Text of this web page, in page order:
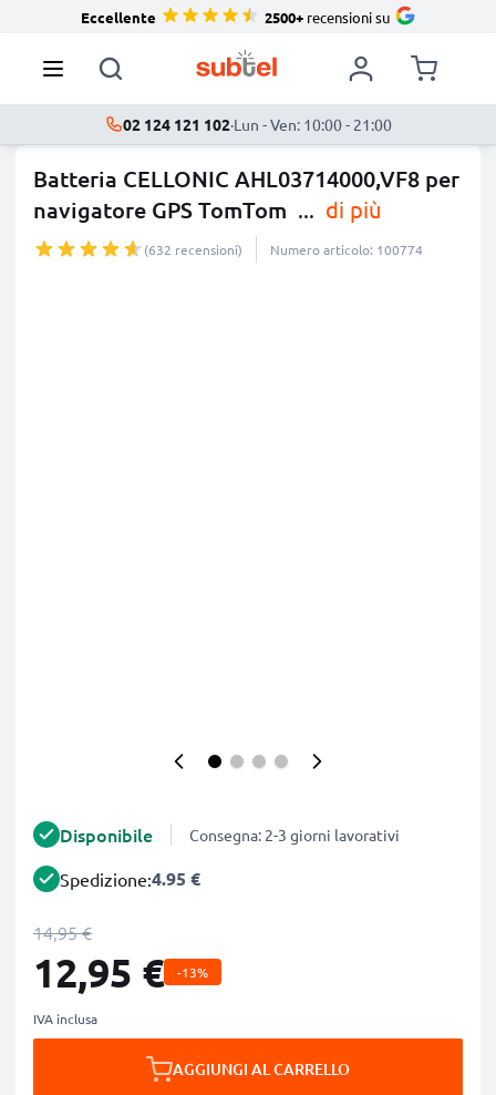
Eccellente 2500+recensioni su
02 124 121 102·Lun - Ven: 10:00 - 21:00
Batteria CELLONIC AHL03714000,VF8 per
navigatore GPS TomTom ... di più
(632 recensioni) Numero articolo: 100774
Disponibile Consegna: 2-3 giorni lavorativi
Spedizione:4.95 €
14,95 €
12,95 € -13%
IVA inclusa
AGGIUNGI AL CARRELLO